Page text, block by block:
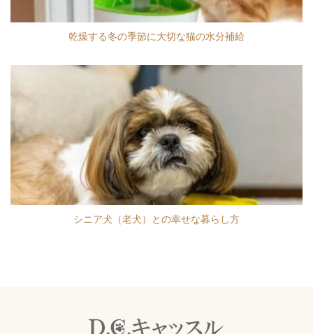
乾燥する冬の季節に大切な猫の水分補給
シニア犬（老犬）との幸せな暮らし方